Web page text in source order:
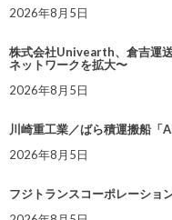
2026年8月5日
株式会社Univearth、倉吉運
ネットワークを拡大〜
2026年8月5日
川崎重工業／ばら積運搬船「
2026年8月5日
フジトランスコーポレーショ